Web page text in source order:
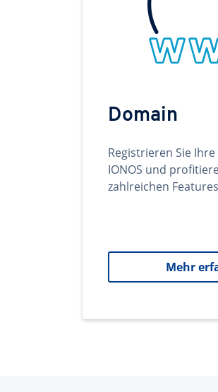
Domain
Registrieren Sie
IONOS und
zahlreichen
Mehr